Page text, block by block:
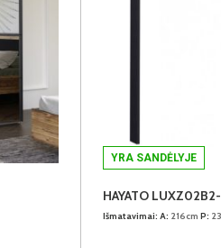
YRA SANDĖLYJE
HAYATO
Išmatavimai: A: 216cm P: